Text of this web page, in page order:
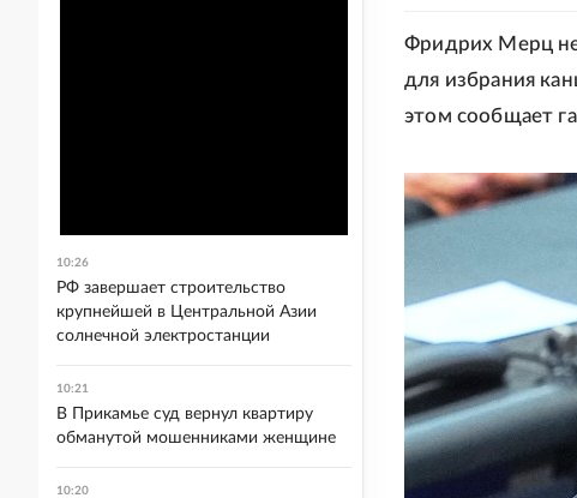
Фридрих Мерц не
для избрания
этом сообщает
10:26
РФ завершает строительство
крупнейшей в Центральной Азии
солнечной электростанции
10:21
В Прикамье суд вернул квартиру
обманутой мошенниками женщине
10:20